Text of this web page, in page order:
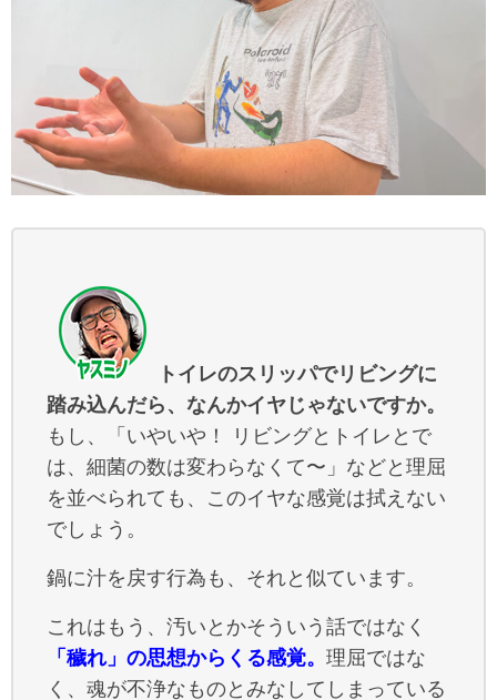
トイレのスリッパでリビングに
踏み込んだら、なんかイヤじゃないですか。
もし、「いやいや！ リビングとトイレとで
は、細菌の数は変わらなくて〜」などと理屈
を並べられても、このイヤな感覚は拭えない
でしょう。
鍋に汁を戻す行為も、それと似ています。
これはもう、汚いとかそういう話ではなく
「穢れ」の思想からくる感覚。 理屈ではな
く、魂が不浄なものとみなしてしまっている